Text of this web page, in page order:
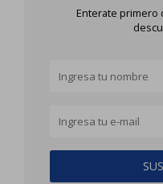
Enterate primero